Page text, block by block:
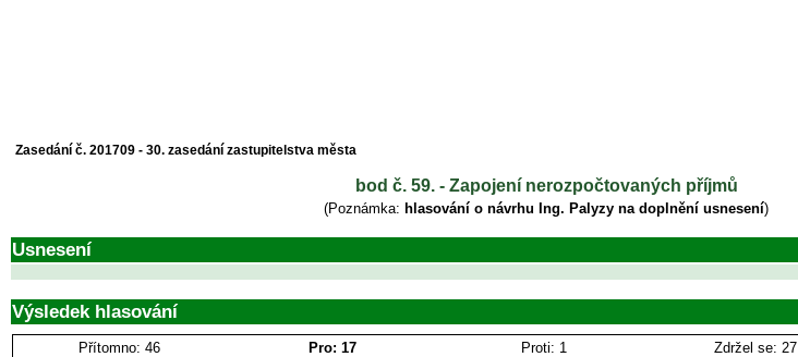
Zasedání č. 201709 - 30. zasedání zastupitelstva města
bod č. 59. - Zapojení nerozpočtovaných příjmů
(Poznámka: hlasování o návrhu Ing. Palyzy na doplnění usnesení)
Usnesení
Výsledek hlasování
Přítomno: 46 Pro: 17 Proti: 1 Zdržel se: 27